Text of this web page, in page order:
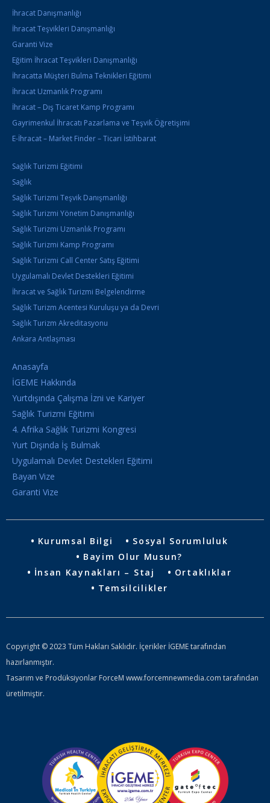
İhracat Danışmanlığı
İhracat Teşvikleri Danışmanlığı
Garanti Vize
Eğitim İhracat Teşvikleri Danışmanlığı
İhracatta Müşteri Bulma Teknikleri Eğitimi
İhracat Uzmanlık Programı
İhracat – Dış Ticaret Kamp Programı
Gayrimenkul İhracatı Pazarlama ve Teşvik Öğretişimi
E-İhracat – Market Finder – Ticari İstihbarat
Sağlık Turizmi Eğitimi
Sağlık
Sağlık Turizmi Teşvik Danışmanlığı
Sağlık Turizmi Yönetim Danışmanlığı
Sağlık Turizmi Uzmanlık Programı
Sağlık Turizmi Kamp Programı
Sağlık Turizmi Call Center Satış Eğitimi
Uygulamalı Devlet Destekleri Eğitimi
İhracat ve Sağlık Turizmi Belgelendirme
Sağlık Turizm Acentesi Kuruluşu ya da Devri
Sağlık Turizm Akreditasyonu
Ankara Antlaşması
Anasayfa
İGEME Hakkında
Yurtdışında Çalışma İzni ve Kariyer
Sağlık Turizmi Eğitimi
4. Afrika Sağlık Turizmi Kongresi
Yurt Dışında İş Bulmak
Uygulamalı Devlet Destekleri Eğitimi
Bayan Vize
Garanti Vize
Kurumsal Bilgi
Sosyal Sorumluluk
Bayim Olur Musun?
İnsan Kaynakları – Staj
Ortaklıklar
Temsilcilikler
Copyright © 2023 Tüm Hakları Saklıdır. İçerikler İGEME tarafından
hazırlanmıştır.
Tasarım ve Prodüksiyonlar ForceM www.forcemnewmedia.com tarafından
üretilmiştir.